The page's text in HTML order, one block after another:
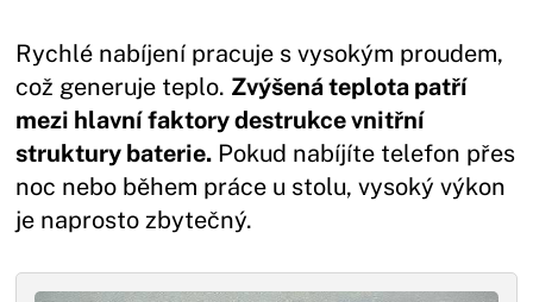
Rychlé nabíjení pracuje s vysokým proudem,
což generuje teplo. Zvýšená teplota patří
mezi hlavní faktory destrukce vnitřní
struktury baterie. Pokud nabíjíte telefon přes
noc nebo během práce u stolu, vysoký výkon
je naprosto zbytečný.